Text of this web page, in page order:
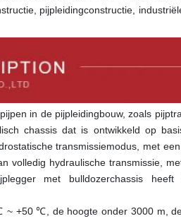
pijpleidingconstructie,
in de pijpleidingbouw, zoals
chassis dat is ontwikkeld op
transmissiemodus, met
volledig hydraulische transmissie,
met bulldozerchassis
+50 ℃, de hoogte onder 3000 m,